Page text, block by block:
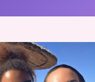
Mandy
ΕΛΛΗΝΙΚΟΥ